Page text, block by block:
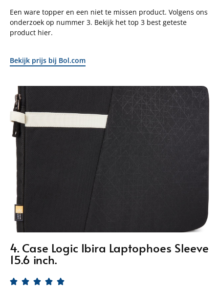
Een ware topper en een niet te missen product. Volgens ons
onderzoek op nummer 3. Bekijk het top 3 best geteste
product hier.
Bekijk prijs bij Bol.com
4. Case Logic Ibira Laptophoes Sleeve
15.6 inch.
    